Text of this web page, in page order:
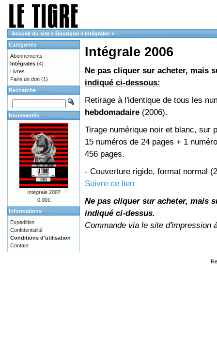
Accueil du site » Boutique » Intégrales »
Intégrale 2006
Ne pas cliquer sur acheter, mais
indiqué ci-dessous:
Retirage à l'identique de tous les
hebdomadaire (2006).
Tirage numérique noir et blanc, sur
15 numéros de 24 pages + 1
456 pages.
- Couverture rigide, format normal
Suivre ce lien
Ne pas cliquer sur acheter, mais
indiqué ci-dessus.
Commande via le site d'impression
Catégories
Abonnements
Intégrales (4)
Livres
Faire un don (1)
Recherche
Nouveautés
Intégrale 2007
0,00€
Informations
Expédition
Confidentialité
Conditions d'utilisation
Contact